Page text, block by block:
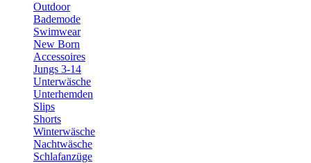
Outdoor
Bademode
Swimwear
New Born
Accessoires
Jungs 3-14
Unterwäsche
Unterhemden
Slips
Shorts
Winterwäsche
Nachtwäsche
Schlafanzüge